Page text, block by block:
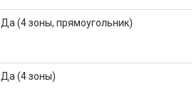
Да (4 зоны, прямоугольник)
Да (4 зоны)